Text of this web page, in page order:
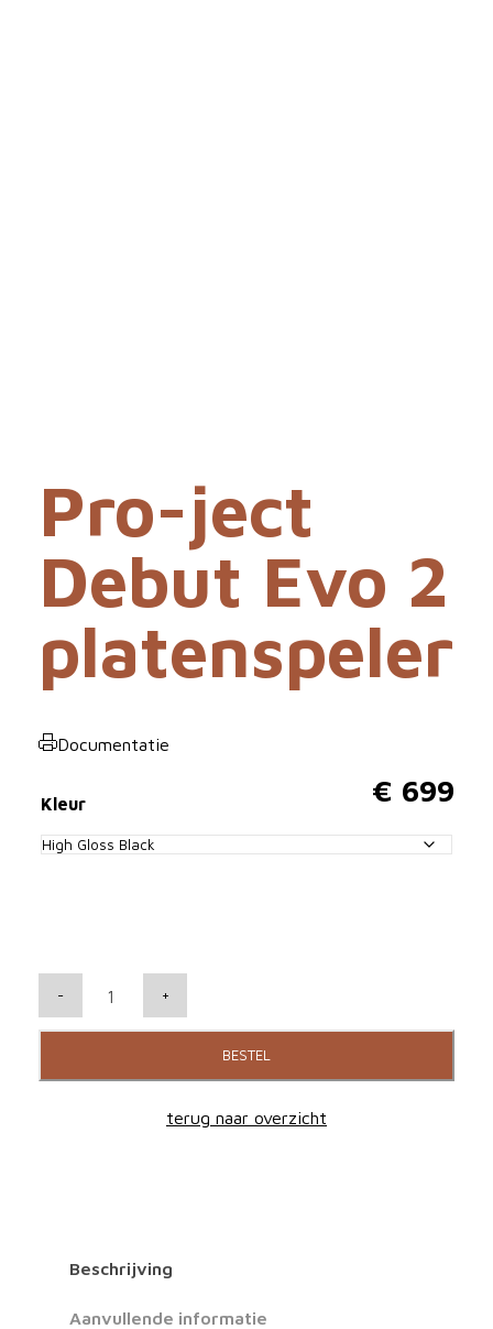
Pro-ject
Debut Evo 2
platenspeler
Documentatie
Kleur € 699
-
r
-
u
+
BESTEL
terug naar overzicht
Beschrijving
Aanvullende informatie